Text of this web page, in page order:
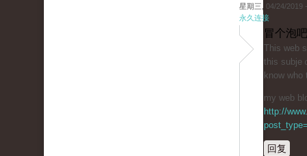
星期三, 04/24/2019
永久连接
冒个泡
Tһis web
this subje
know who
my web
http://
回复